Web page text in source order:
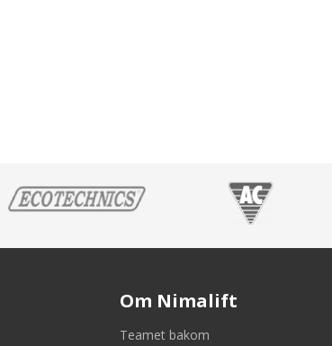
Om Nimalift
Teamet bakom